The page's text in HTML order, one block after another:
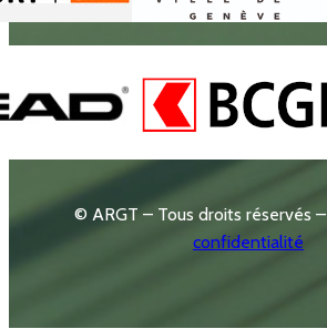
© ARGT – Tous droits réservés –
confidentialité